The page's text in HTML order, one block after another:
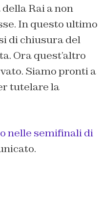
Rai a non
In questo ultimo
di chiusura del
Ora quest’altro
Siamo pronti a
tutelare la
nelle semifinali di